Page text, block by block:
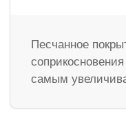
Песчанное
самым